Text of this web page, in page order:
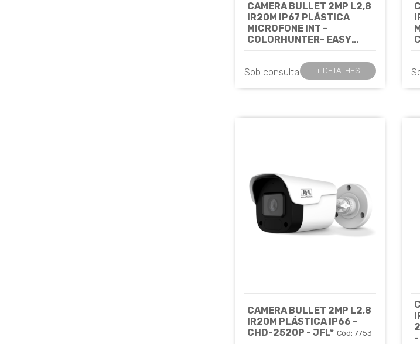
CAMERA BULLET 2MP L2,8
IR20M IP67 PLÁSTICA
MICROFONE INT -
COLORHUNTER- EASY
Cód: 8035
Sob consulta + DETALHES
CAMERA BULLET 2MP L2,8
IR20M PLÁSTICA IP66 -
CHD-2520P - JFL* Cód: 7753
-